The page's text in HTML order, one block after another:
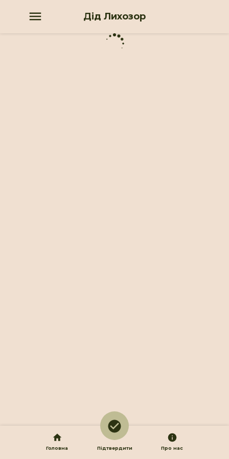
Дід Лихозор
Головна Підтвердити Про нас